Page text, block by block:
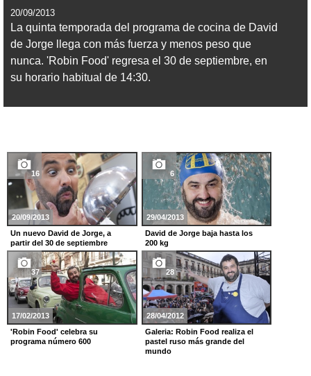
20/09/2013
La quinta temporada del programa de cocina de David
de Jorge llega con más fuerza y menos peso que
nunca. 'Robin Food' regresa el 30 de septiembre, en
su horario habitual de 14:30.
16
20/09/2013
Un nuevo David de Jorge, a
partir del 30 de septiembre
6
29/04/2013
David de Jorge baja hasta los
200 kg
37
17/02/2013
'Robin Food' celebra su
programa número 600
28
28/04/2012
Galeria: Robin Food realiza el
pastel ruso más grande del
mundo